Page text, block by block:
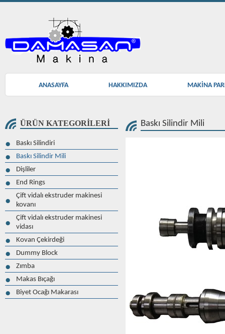
ANASAYFA HAKKIMIZDA MAKİNA
ÜRÜN KATEGORİLERİ
Baskı Silindiri
Baskı Silindir Mili
Dişliler
End Rings
Çift vidalı ekstruder makinesi
kovanı
Çift vidalı ekstruder makinesi
vidası
Kovan Çekirdeği
Dummy Block
Zımba
Makas Bıçağı
Biyet Ocağı Makarası
Baskı Silindir Mili